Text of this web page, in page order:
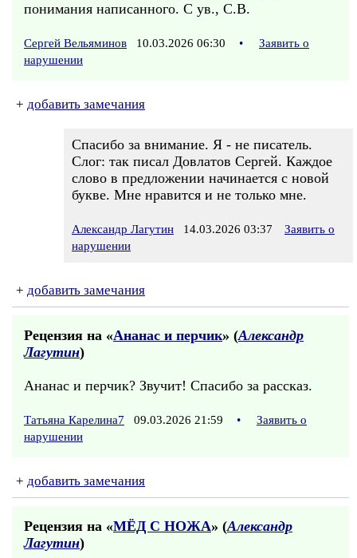
понимания написанного. С ув., С.В.
Сергей Вельяминов 10.03.2026 06:30 •
Заявить о
нарушении
+ добавить замечания
Спасибо за внимание. Я - не писатель.
Слог: так писал Довлатов Сергей. Каждое
слово в предложении начинается с новой
букве. Мне нравится и не только мне.
Александр Лагутин 14.03.2026 03:37
Заявить о
нарушении
+ добавить замечания
Рецензия на «Ананас и перчик» (Александр
Лагутин)
Ананас и перчик? Звучит! Спасибо за рассказ.
Татьяна Карелина7 09.03.2026 21:59 •
Заявить о
нарушении
+ добавить замечания
Рецензия на «МЁД С НОЖА» (Александр
Лагутин)